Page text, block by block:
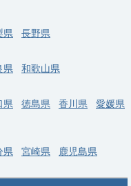
東病院
マ数応相談
県
長野県
県
和歌山県
県 徳島県 香川県
愛媛県
県 宮崎県
鹿児島県